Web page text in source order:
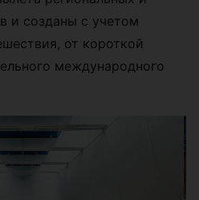
и созданы с учетом
от короткой
международного